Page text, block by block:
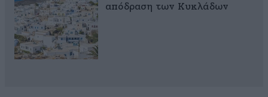
απόδραση των Κυκλάδων